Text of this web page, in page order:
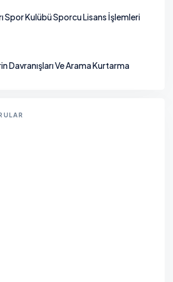
Spor Kulübü Sporcu Lisans İşlemleri
Davranışları Ve Arama Kurtarma